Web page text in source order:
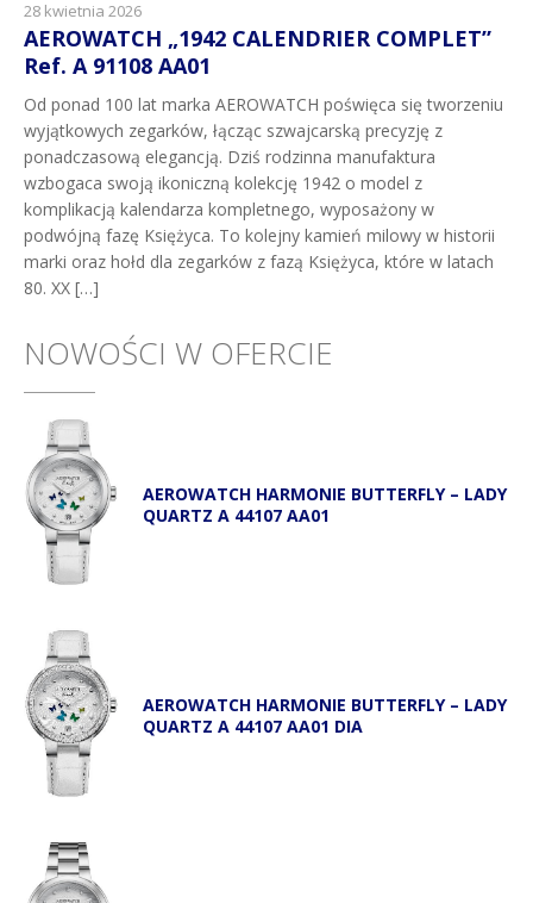
28 kwietnia 2026
AEROWATCH „1942 CALENDRIER COMPLET”
Ref. A 91108 AA01
Od ponad 100 lat marka AEROWATCH poświęca się tworzeniu
wyjątkowych zegarków, łącząc szwajcarską precyzję z
ponadczasową elegancją. Dziś rodzinna manufaktura
wzbogaca swoją ikoniczną kolekcję 1942 o model z
komplikacją kalendarza kompletnego, wyposażony w
podwójną fazę Księżyca. To kolejny kamień milowy w historii
marki oraz hołd dla zegarków z fazą Księżyca, które w latach
80. XX […]
NOWOŚCI W OFERCIE
AEROWATCH HARMONIE BUTTERFLY – LADY
QUARTZ A 44107 AA01
AEROWATCH HARMONIE BUTTERFLY – LADY
QUARTZ A 44107 AA01 DIA